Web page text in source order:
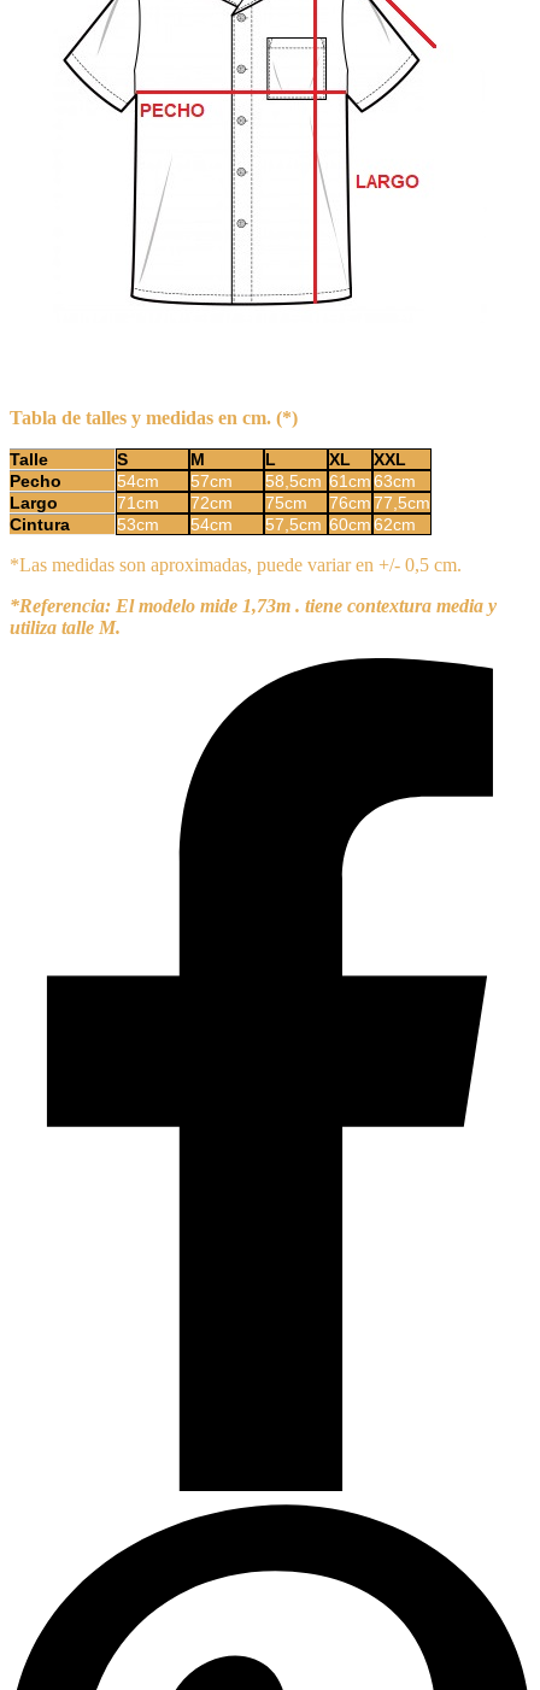
Tabla de talles y medidas en cm. (*)
Talle S M L XL
XXL
Pecho
54cm 57cm 58,5cm 61cm63cm
Largo
71cm 72cm 75cm 76cm77,5cm
Cintura
53cm 54cm 57,5cm 60cm62cm
*Las medidas son aproximadas, puede variar en +/- 0,5 cm.
*Referencia: El modelo mide 1,73m . tiene contextura media y
utiliza talle M.